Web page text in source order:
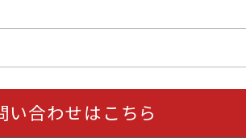
い合わせはこちら